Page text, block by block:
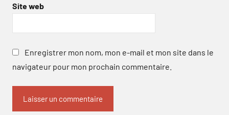
Site web
Enregistrer mon nom, mon e-mail et mon site dans le
navigateur pour mon prochain commentaire.